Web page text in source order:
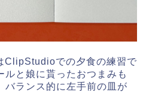
ClipStudioでの夕食の練習で
ルと娘に貰ったおつまみも
バランス的に左手前の皿が